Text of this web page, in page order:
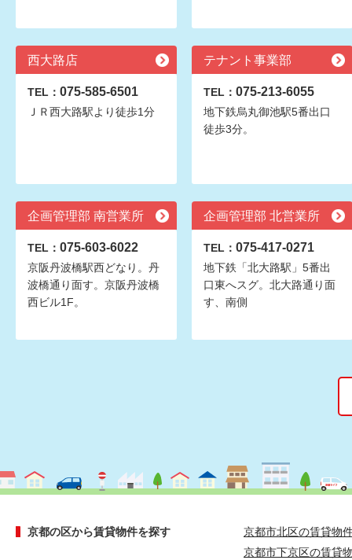
西大路店
TEL： 075-585-6501
ＪＲ西大路駅より徒歩1分
テナント事業部
TEL： 075-213-6055
地下鉄烏丸御池駅5番出口
徒歩3分。
企画管理部 南営業所
TEL： 075-603-6022
京阪丹波橋駅西どなり。丹
波橋通り面す。京阪丹波橋
西ビル1F。
企画管理部 北営業所
TEL： 075-417-0271
地下鉄「北大路駅」5番出
口東へスグ。北大路通り面
す、南側
京都の区から賃貸物件を探す
京都市北区の賃貸物
京都市下京区の賃貸